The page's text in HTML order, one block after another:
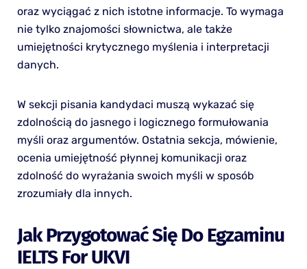
oraz wyciągać z nich istotne informacje. To wymaga
nie tylko znajomości słownictwa, ale także
umiejętności krytycznego myślenia i interpretacji
danych.
W sekcji pisania kandydaci muszą wykazać się
zdolnością do jasnego i logicznego formułowania
myśli oraz argumentów. Ostatnia sekcja, mówienie,
ocenia umiejętność płynnej komunikacji oraz
zdolność do wyrażania swoich myśli w sposób
zrozumiały dla innych.
Jak Przygotować Się Do Egzaminu
IELTS For UKVI